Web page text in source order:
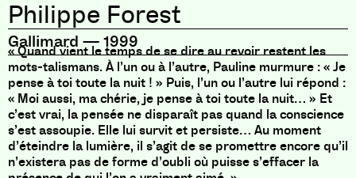
Philippe Forest
Gallimard —1999
« Quand vient le temps de se dire au revoir restent les
mots-talismans. À l’un ou à l’autre, Pauline murmure : « Je
pense à toi toute la nuit ! » Puis, l’un ou l’autre lui répond :
« Moi aussi, ma chérie, je pense à toi toute la nuit… » Et
c’est vrai, la pensée ne disparaît pas quand la conscience
s’est assoupie. Elle lui survit et persiste… Au moment
d’éteindre la lumière, il s’agit de se promettre encore qu’il
n’existera pas de forme d’oubli où puisse s’effacer la